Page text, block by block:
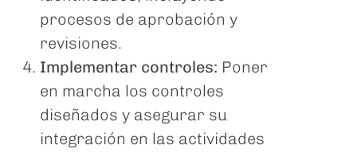
procesos de aprobación y
revisiones.
Implementar controles: Poner
en marcha los controles
diseñados y asegurar su
integración en las actividades